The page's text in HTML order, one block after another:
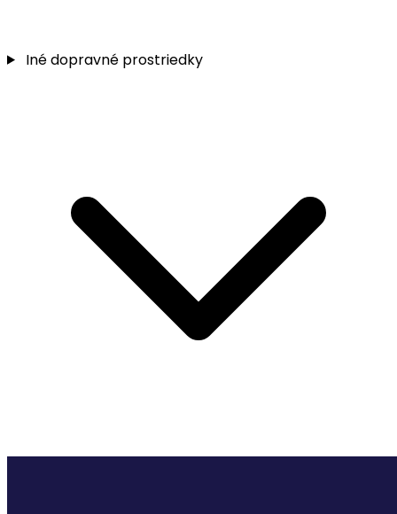
Iné dopravné prostriedky